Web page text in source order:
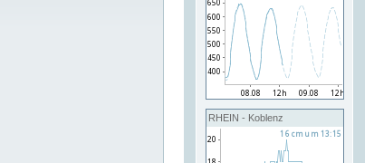
RHEIN - Koblenz